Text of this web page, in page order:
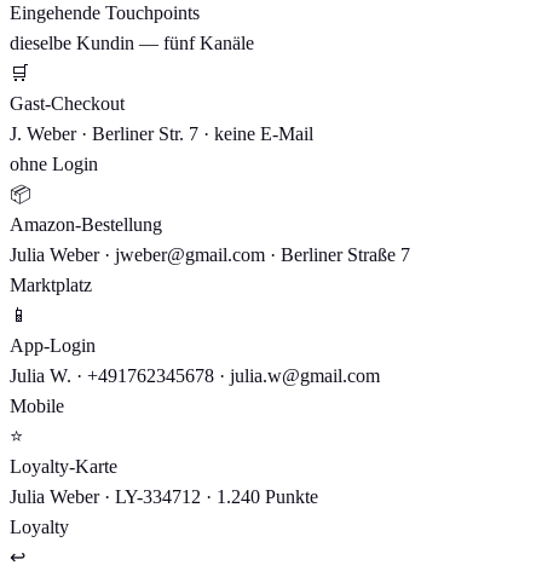
Eingehende Touchpoints
dieselbe Kundin — fünf Kanäle
🛒
Gast-Checkout
J. Weber · Berliner Str. 7 · keine E-Mail
ohne Login
📦
Amazon-Bestellung
Julia Weber · jweber@gmail.com · Berliner Straße 7
Marktplatz
📱
App-Login
Julia W. · +491762345678 · julia.w@gmail.com
Mobile
⭐
Loyalty-Karte
Julia Weber · LY-334712 · 1.240 Punkte
Loyalty
↩